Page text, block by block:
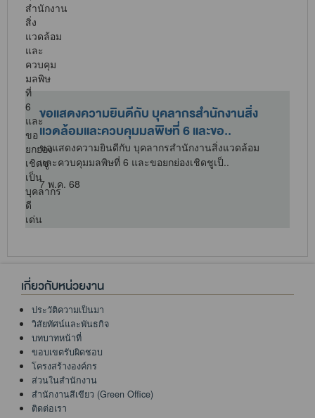
ขอแสดงความยินดีกับ บุคลากรสำนักงานสิ่ง
แวดล้อมและควบคุมมลพิษที่ 6 และขอ..
ขอแสดงความยินดีกับ บุคลากรสำนักงานสิ่งแวดล้อม
และควบคุมมลพิษที่ 6 และขอยกย่องเชิดชูเป็..
7 พ.ค. 68
เกี่ยวกับหน่วยงาน
ประวัติความเป็นมา
วิสัยทัศน์และพันธกิจ
บทบาทหน้าที่
ขอบเขตรับผิดชอบ
โครงสร้างองค์กร
ส่วนในสำนักงาน
สำนักงานสีเขียว (Green Office)
ติดต่อเรา